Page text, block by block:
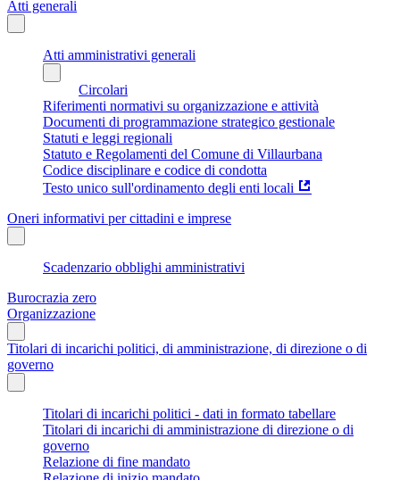
Atti generali
Atti amministrativi generali
Circolari
Riferimenti normativi su organizzazione e attività
Documenti di programmazione strategico gestionale
Statuti e leggi regionali
Statuto e Regolamenti del Comune di Villaurbana
Codice disciplinare e codice di condotta
Testo unico sull'ordinamento degli enti locali
Oneri informativi per cittadini e imprese
Scadenzario obblighi amministrativi
Burocrazia zero
Organizzazione
Titolari di incarichi politici, di amministrazione, di direzione o di
governo
Titolari di incarichi politici - dati in formato tabellare
Titolari di incarichi di amministrazione di direzione o di
governo
Relazione di fine mandato